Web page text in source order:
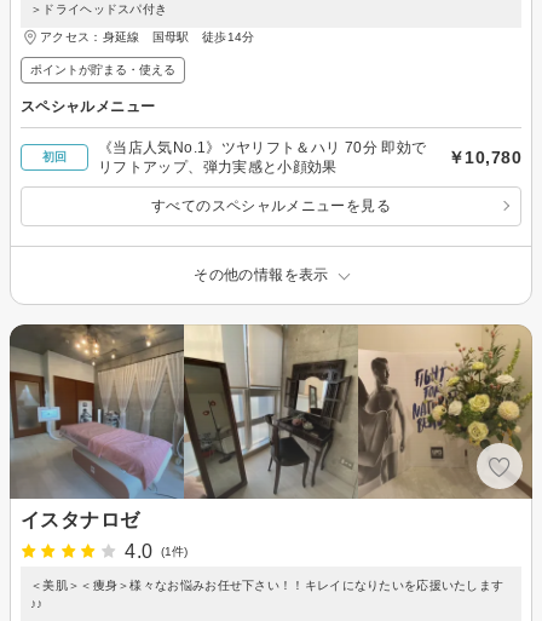
＞ドライヘッドスパ付き
アクセス：身延線 国母駅 徒歩14分
ポイントが貯まる・使える
スペシャルメニュー
初回
《当店人気No.1》ツヤリフト＆ハリ 70分 即効で
リフトアップ、弾力実感と小顔効果
￥10,780
すべてのスペシャルメニューを見る
その他の情報を表示
イスタナロゼ
4.0
(1件)
＜美肌＞＜痩身＞様々なお悩みお任せ下さい！！キレイになりたいを応援いたします
♪♪